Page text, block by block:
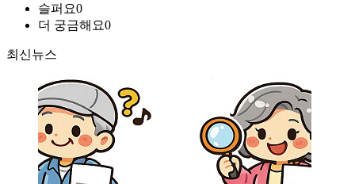
슬퍼요0
더 궁금해요0
최신뉴스